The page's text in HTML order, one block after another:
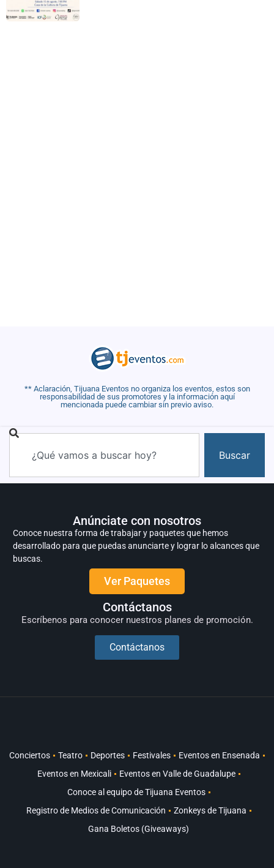
** Aclaración, Tijuana Eventos no organiza los eventos, estos son
responsabilidad de sus promotores y la información aquí
mencionada puede cambiar sin previo aviso.
Buscar
Anúnciate con nosotros
Conoce nuestra forma de trabajar y paquetes que hemos
desarrollado para que puedas anunciarte y lograr lo alcances que
buscas.
Ver Paquetes
Contáctanos
Escríbenos para conocer nuestros planes de promoción.
Contáctanos
Conciertos Teatro Deportes Festivales
Eventos en Ensenada
Eventos en Mexicali
Eventos en Valle de Guadalupe
Conoce al equipo de Tijuana Eventos
Registro de Medios de Comunicación
Zonkeys de Tijuana
Gana Boletos (Giveaways)